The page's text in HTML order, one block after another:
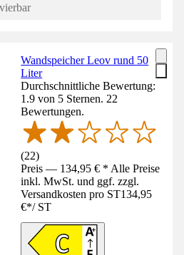
Wandspeicher Leov rund 50
Liter
Durchschnittliche Bewertung:
1.9 von 5 Sternen. 22
Bewertungen.
(22)
Preis — 134,95 € * Alle Preise
inkl. MwSt. und ggf. zzgl.
Versandkosten pro ST134,95
€*/ ST